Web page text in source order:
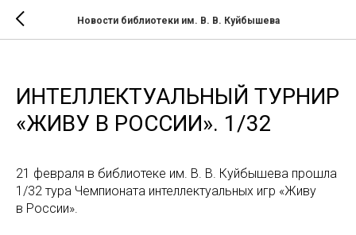
Новости библиотеки им. В. В. Куйбышева
ИНТЕЛЛЕКТУАЛЬНЫЙ ТУРНИР
«ЖИВУ В РОССИИ». 1/32
21 февраля в библиотеке им. В. В. Куйбышева прошла
1/32 тура Чемпионата интеллектуальных игр «Живу
в России».